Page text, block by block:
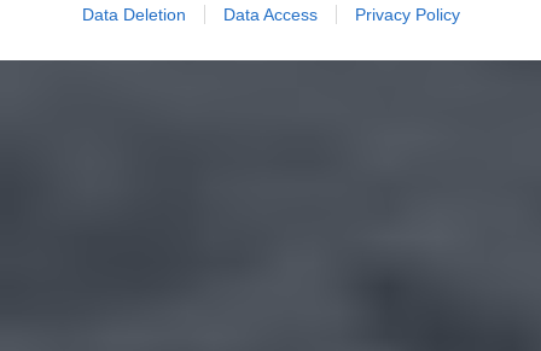
Data Deletion Data Access Privacy Policy